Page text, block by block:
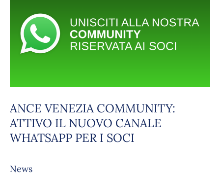
ANCE VENEZIA COMMUNITY:
ATTIVO IL NUOVO CANALE
WHATSAPP PER I SOCI
News
COMMUNITY:
ATTIVO
WHATSAPP
I
SOCI